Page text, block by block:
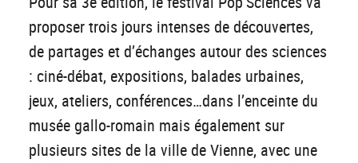
proposer trois jours intenses de découvertes,
de partages et d’échanges autour des sciences
: ciné-débat, expositions, balades urbaines,
jeux, ateliers, conférences…dans l’enceinte du
musée gallo-romain mais également sur
plusieurs sites de la ville de Vienne, avec une